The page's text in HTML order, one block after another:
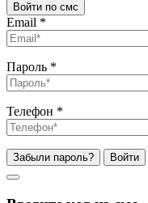
Войти по смс
Email *
Пароль *
Телефон *
Забыли пароль? Войти